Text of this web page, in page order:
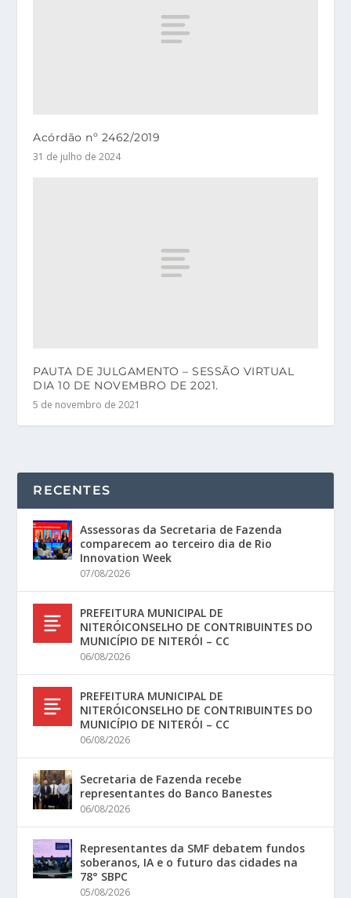
Acórdão nº 2462/2019
31 de julho de 2024
PAUTA DE JULGAMENTO – SESSÃO VIRTUAL
DIA 10 DE NOVEMBRO DE 2021.
5 de novembro de 2021
RECENTES
Assessoras da Secretaria de Fazenda
comparecem ao terceiro dia de Rio
Innovation Week
07/08/2026
PREFEITURA MUNICIPAL DE
NITERÓICONSELHO DE CONTRIBUINTES DO
MUNICÍPIO DE NITERÓI – CC
06/08/2026
PREFEITURA MUNICIPAL DE
NITERÓICONSELHO DE CONTRIBUINTES DO
MUNICÍPIO DE NITERÓI – CC
06/08/2026
Secretaria de Fazenda recebe
representantes do Banco Banestes
06/08/2026
Representantes da SMF debatem fundos
soberanos, IA e o futuro das cidades na
78° SBPC
05/08/2026